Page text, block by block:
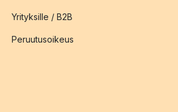
Yrityksille / B2B
Peruutusoikeus